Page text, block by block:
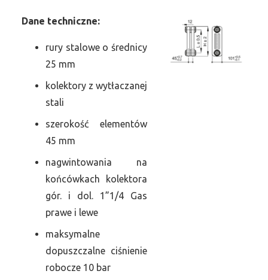
Dane techniczne:
rury stalowe o średnicy
25 mm
kolektory z wytłaczanej
stali
szerokość elementów
45 mm
nagwintowania na
końcówkach kolektora
gór. i dol. 1”1/4 Gas
prawe i lewe
maksymalne
dopuszczalne ciśnienie
robocze 10 bar